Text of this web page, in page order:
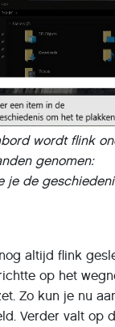
wordt flink
genomen:
je de
altijd flink
op het
Zo kun je nu
Verder valt op